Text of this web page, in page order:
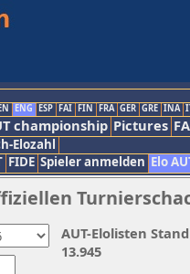
ENG ESP FAI FIN FRA GER GRE INA
championship Pictures
Elozahl
FIDE Spieler anmelden Elo
AUT-Elolisten
13.945